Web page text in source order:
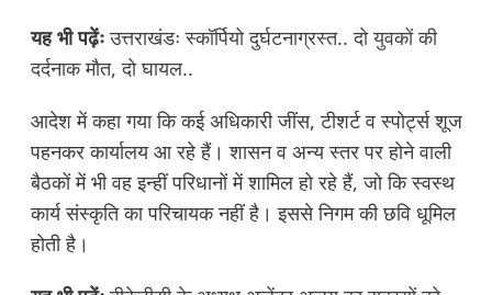
यह भी पढ़ेंः उत्तराखंडः स्कॉर्पियो दुर्घटनाग्रस्त.. दो युवकों की
दर्दनाक मौत, दो घायल..
आदेश में कहा गया कि कई अधिकारी जींस, टीशर्ट व स्पोर्ट्स शूज
पहनकर कार्यालय आ रहे हैं। शासन व अन्य स्तर पर होने वाली
बैठकों में भी वह इन्हीं परिधानों में शामिल हो रहे हैं, जो कि स्वस्थ
कार्य संस्कृति का परिचायक नहीं है। इससे निगम की छवि धूमिल
होती है।